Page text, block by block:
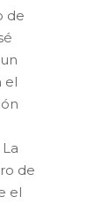
de
el
de
el